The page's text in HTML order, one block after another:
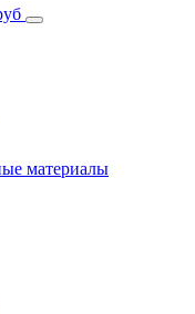
материалы